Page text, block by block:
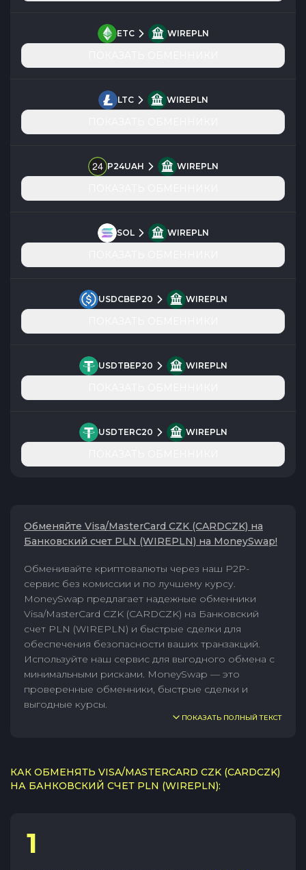
ETC WIREPLN
LTC WIREPLN
P24UAH WIREPLN
SOL WIREPLN
USDCBEP20 WIREPLN
USDTBEP20 WIREPLN
USDTERC20 WIREPLN
Обменяйте Visa/MasterCard CZK (CARDCZK) на
Банковский счет PLN (WIREPLN) на MoneySwap!
Обменивайте криптовалюты через наш P2P-
сервис без комиссии и по лучшему курсу.
MoneySwap предлагает надежные обменники
Visa/MasterCard CZK (CARDCZK) на Банковский
счет PLN (WIREPLN) и быстрые сделки для
обеспечения безопасности ваших транзакций.
Используйте наш сервис для выгодного обмена с
минимальными рисками. MoneySwap — это
проверенные обменники, быстрые сделки и
выгодные курсы.
ПОКАЗАТЬ ПОЛНЫЙ ТЕКСТ
КАК ОБМЕНЯТЬ VISA/MASTERCARD CZK (CARDCZK)
НА БАНКОВСКИЙ СЧЕТ PLN (WIREPLN):
1